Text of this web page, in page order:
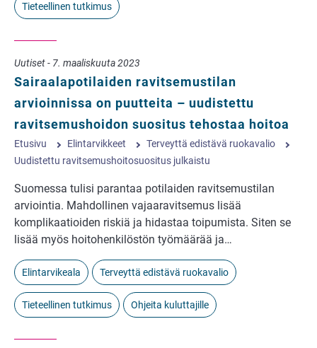
Tieteellinen tutkimus
Uutiset - 7. maaliskuuta 2023
Sairaalapotilaiden ravitsemustilan
arvioinnissa on puutteita – uudistettu
ravitsemushoidon suositus tehostaa hoitoa
Etusivu Elintarvikkeet
Terveyttä edistävä ruokavalio
Uudistettu ravitsemushoitosuositus julkaistu
Suomessa tulisi parantaa potilaiden ravitsemustilan
arviointia. Mahdollinen vajaaravitsemus lisää
komplikaatioiden riskiä ja hidastaa toipumista. Siten se
lisää myös hoitohenkilöstön työmäärää ja…
Elintarvikeala Terveyttä edistävä ruokavalio
Tieteellinen tutkimus Ohjeita kuluttajille